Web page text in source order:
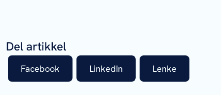
Del artikkel
Facebook LinkedIn Lenke